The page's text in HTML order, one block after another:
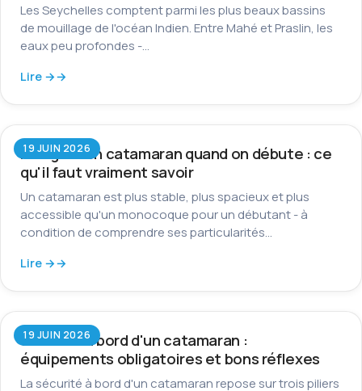
Les Seychelles comptent parmi les plus beaux bassins
de mouillage de l'océan Indien. Entre Mahé et Praslin, les
eaux peu profondes -…
Lire →
19 JUIN 2026
Naviguer en catamaran quand on débute : ce
qu'il faut vraiment savoir
Un catamaran est plus stable, plus spacieux et plus
accessible qu'un monocoque pour un débutant - à
condition de comprendre ses particularités…
Lire →
19 JUIN 2026
Sécurité à bord d'un catamaran :
équipements obligatoires et bons réflexes
La sécurité à bord d'un catamaran repose sur trois piliers